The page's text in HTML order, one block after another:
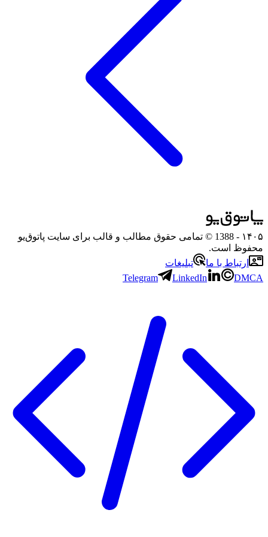
۱۴۰۵
- 1388 © تمامی حقوق مطالب و قالب برای سایت پاتوق‌یو
محفوظ است.
ارتباط با ما
تبلیغات
Telegram
LinkedIn DMCA